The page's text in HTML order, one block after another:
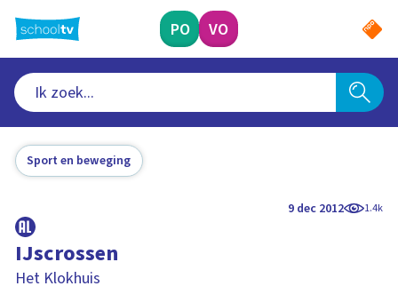
naar
hoofdinhoud
PO VO
Sport en beweging
9 dec 2012 1.4k
IJscrossen
Het Klokhuis